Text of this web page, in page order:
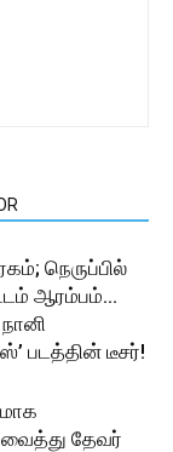
நெருப்பில்
ஆரம்பம்…
படத்தின் டீசர்!
வைத்து தேவர்